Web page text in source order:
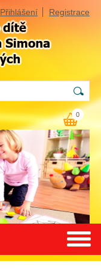
Přihlášení Registrace
0